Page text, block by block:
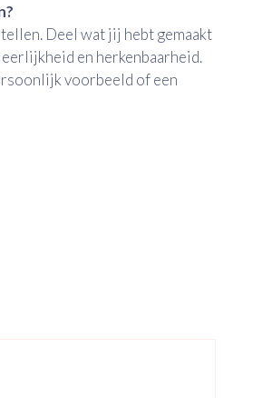
Deel wat jij hebt gemaakt
en herkenbaarheid.
voorbeeld of een